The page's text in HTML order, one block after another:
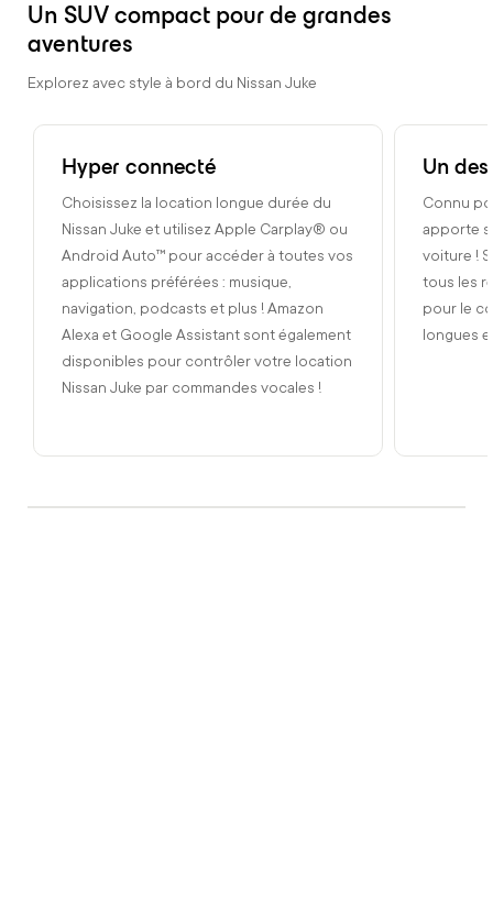
Un SUV compact pour de grandes
aventures
Explorez avec style à bord du Nissan Juke
Hyper connecté
Choisissez la location longue durée du
Nissan Juke et utilisez Apple Carplay® ou
Android Auto™ pour accéder à toutes vos
applications préférées : musique,
navigation, podcasts et plus ! Amazon
Alexa et Google Assistant sont également
disponibles pour contrôler votre location
Nissan Juke par commandes vocales !
Un
Connu
apporte
voiture !
tous les
pour le
longues